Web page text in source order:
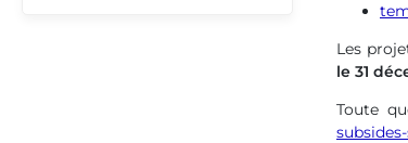
Les
le 31
Toute